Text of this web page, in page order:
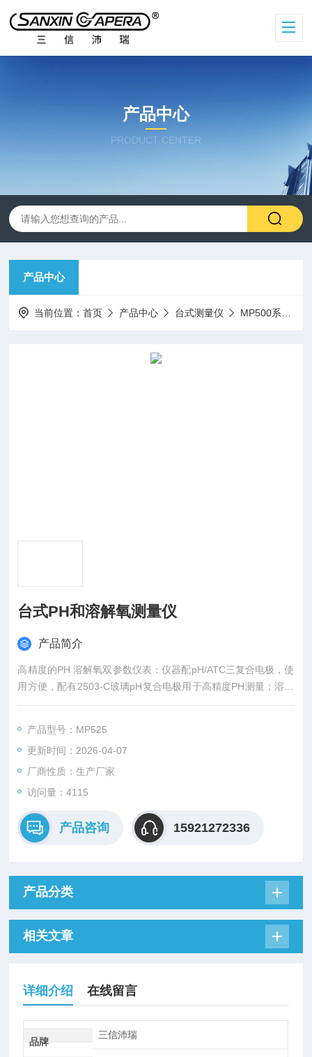
产品中心
PRODUCT CENTER
产品中心
当前位置：首页 产品中心 台式测量仪 MP500系列经典台式测量仪
台式PH和溶解氧测量仪
产品简介
高精度的PH 溶解氧双参数仪表：仪器配pH/ATC三复合电极，使
用方便，配有2503-C玻璃pH复合电极用于高精度PH测量；溶解
氧电极极化时间只需3-5 min，组合式隔膜帽使用方便，且该电
量数据的稳定；同时，仪器可设置高纯水pH测量模式和加氨纯水
pH测量模式，仪器符合GLP标准，IP54防水。
产品型号：MP525
更新时间：2026-04-07
厂商性质：生产厂家
访问量：4115
产品咨询 15921272336
产品分类
相关文章
详细介绍 在线留言
品牌
三信沛瑞